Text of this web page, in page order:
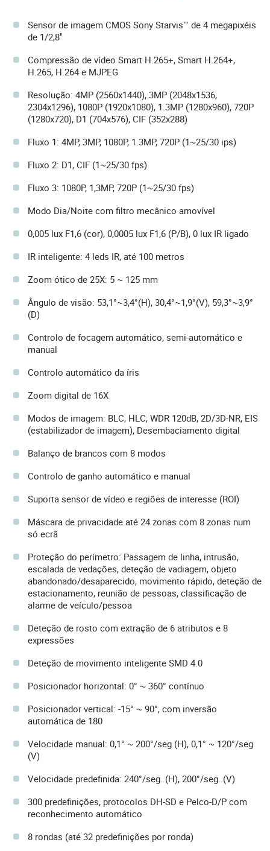
Sensor de imagem CMOS Sony Starvis™ de 4 megapixéis
de 1/2,8"
Compressão de vídeo Smart H.265+, Smart H.264+,
H.265, H.264 e MJPEG
Resolução: 4MP (2560x1440), 3MP (2048x1536,
2304x1296), 1080P (1920x1080), 1.3MP (1280x960), 720P
(1280x720), D1 (704x576), CIF (352x288)
Fluxo 1: 4MP, 3MP, 1080P, 1.3MP, 720P (1~25/30 ips)
Fluxo 2: D1, CIF (1~25/30 fps)
Fluxo 3: 1080P, 1,3MP, 720P (1~25/30 fps)
Modo Dia/Noite com filtro mecânico amovível
0,005 lux F1,6 (cor), 0,0005 lux F1,6 (P/B), 0 lux IR ligado
IR inteligente: 4 leds IR, até 100 metros
Zoom ótico de 25X: 5 ~ 125 mm
Ângulo de visão: 53,1°~3,4°(H), 30,4°~1,9°(V), 59,3°~3,9°
(D)
Controlo de focagem automático, semi-automático e
manual
Controlo automático da íris
Zoom digital de 16X
Modos de imagem: BLC, HLC, WDR 120dB, 2D/3D-NR, EIS
(estabilizador de imagem), Desembaciamento digital
Balanço de brancos com 8 modos
Controlo de ganho automático e manual
Suporta sensor de vídeo e regiões de interesse (ROI)
Máscara de privacidade até 24 zonas com 8 zonas num
só ecrã
Proteção do perímetro: Passagem de linha, intrusão,
escalada de vedações, deteção de vadiagem, objeto
abandonado/desaparecido, movimento rápido, deteção de
estacionamento, reunião de pessoas, classificação de
alarme de veículo/pessoa
Deteção de rosto com extração de 6 atributos e 8
expressões
Deteção de movimento inteligente SMD 4.0
Posicionador horizontal: 0° ~ 360° contínuo
Posicionador vertical: -15° ~ 90°, com inversão
automática de 180
Velocidade manual: 0,1° ~ 200°/seg (H), 0,1° ~ 120°/seg
(V)
Velocidade predefinida: 240°/seg. (H), 200°/seg. (V)
300 predefinições, protocolos DH-SD e Pelco-D/P com
reconhecimento automático
8 rondas (até 32 predefinições por ronda)